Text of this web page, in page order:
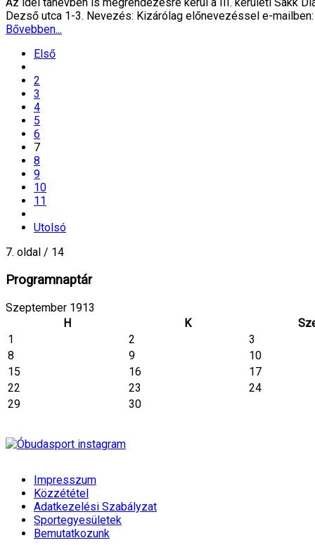
Dezső utca 1-3. Nevezés: Kizárólag előnevezéssel e-
Bővebben...
Első
2
3
4
5
6
7
8
9
10
11
Utolsó
7. oldal / 14
Programnaptár
Szeptember 1913
H
K
1
2
3
8
9
10
15
16
17
22
23
24
29
30
Impresszum
Közzététel
Adatkezelési Szabályzat
Sportegyesületek
Bemutatkozunk